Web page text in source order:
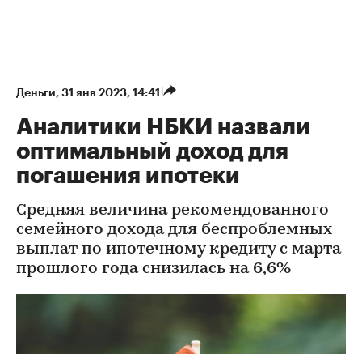
Деньги⁠, 31 янв 2023, 14:41
Аналитики НБКИ назвали
оптимальный доход для
погашения ипотеки
Средняя величина рекомендованного
семейного дохода для беспроблемных
выплат по ипотечному кредиту с марта
прошлого года снизилась на 6,6%